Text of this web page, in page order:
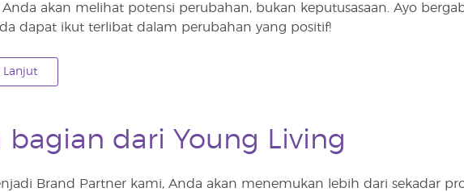
Anda akan melihat potensi perubahan, bukan keputusasaan. Ayo
dapat ikut terlibat dalam perubahan yang positif!
Lanjut
bagian dari Young Living
Brand Partner kami, Anda akan menemukan lebih dari sekadar